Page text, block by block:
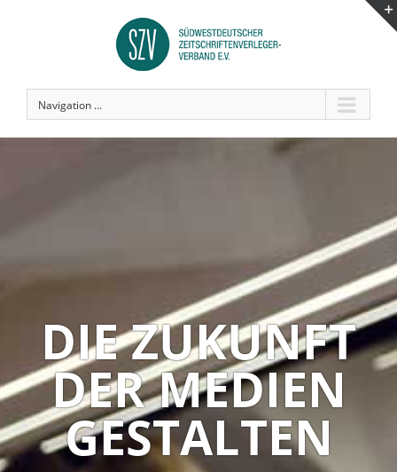
Navigation ...
DIE ZUKUNFT
DER MEDIEN
GESTALTEN